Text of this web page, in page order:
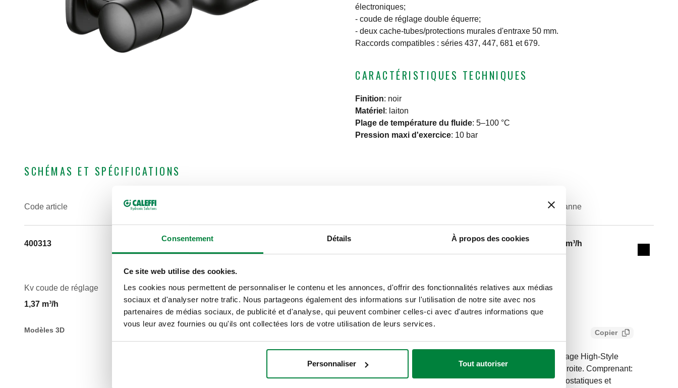
Consentement Détails À propos des cookies
Ce site web utilise des cookies.
Les cookies nous permettent de personnaliser le contenu et les annonces, d'offrir des fonctionnalités relatives aux médias
sociaux et d'analyser notre trafic. Nous partageons également des informations sur l'utilisation de notre site avec nos
partenaires de médias sociaux, de publicité et d'analyse, qui peuvent combiner celles-ci avec d'autres informations que
vous leur avez fournies ou qu'ils ont collectées lors de votre utilisation de leurs services.
Personnaliser Tout autoriser
électroniques;
- coude de réglage double équerre;
- deux cache-tubes/protections murales d'entraxe 50 mm.
Raccords compatibles : séries 437, 447, 681 et 679.
CARACTÉRISTIQUES TECHNIQUES
Finition: noir
Matériel : laiton
Plage de température du fluide: 5–100 °C
Pression maxi d'exercice: 10 bar
SCHÉMAS ET SPÉCIFICATIONS
Code article
Kv vanne
400313
G 1/2" A (ISO 228-1) M
entrée
sortie
1,27 m³/h
Collapse
Kv coude de réglage
1,37 m³/h
Modèles 3D Copier
CALEFFI, 400313. Robinets thermostatisables et coudes de réglage High-Style
pour radiateurs décoratifs. Avec raccordement centraux modèle droite. Comprenant:
- robinet double équerre thermostatisable, prévu pour têtes thermostatiques et